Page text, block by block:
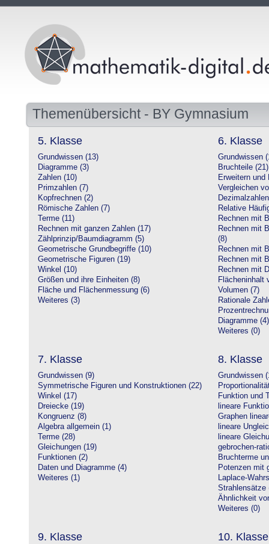
Themenübersicht - BY Gymnasium
5. Klasse
Grundwissen (13)
Diagramme (3)
Zahlen (10)
Primzahlen (7)
Kopfrechnen (2)
Römische Zahlen (7)
Terme (11)
Rechnen mit ganzen Zahlen (17)
Zählprinzip/Baumdiagramm (5)
Geometrische Grundbegriffe (10)
Geometrische Figuren (19)
Winkel (10)
Größen und ihre Einheiten (8)
Fläche und Flächenmessung (6)
Weiteres (3)
6. Klasse
Grundwissen
Bruchteile (21)
Erweitern und
Vergleichen
Relative
Rechnen mit
Rechnen mit
(8)
Rechnen mit
Rechnen mit
Rechnen mit
Flächeninhalt
Volumen (7)
Rationale
Diagramme (4)
Weiteres (0)
7. Klasse
Grundwissen (9)
Symmetrische Figuren und Konstruktionen (22)
Winkel (17)
Dreiecke (19)
Kongruenz (8)
Algebra allgemein (1)
Terme (28)
Gleichungen (19)
Funktionen (2)
Daten und Diagramme (4)
Weiteres (1)
8. Klasse
Grundwissen
Funktion und
lineare
Graphen
lineare
lineare
gebrochen-
Bruchterme
Potenzen mit
Laplace-
Strahlensätze
Ähnlichkeit
Weiteres (0)
9. Klasse 10. Klasse